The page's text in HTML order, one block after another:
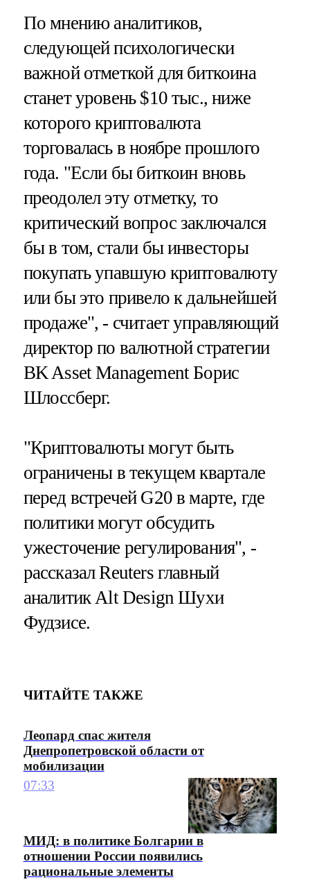
По мнению аналитиков,
следующей психологически
важной отметкой для биткоина
станет уровень $10 тыс., ниже
которого криптовалюта
торговалась в ноябре прошлого
года. "Если бы биткоин вновь
преодолел эту отметку, то
критический вопрос заключался
бы в том, стали бы инвесторы
покупать упавшую криптовалюту
или бы это привело к дальнейшей
продаже", - считает управляющий
директор по валютной стратегии
BK Asset Management Борис
Шлоссберг.
"Криптовалюты могут быть
ограничены в текущем квартале
перед встречей G20 в марте, где
политики могут обсудить
ужесточение регулирования", -
рассказал Reuters главный
аналитик Alt Design Шухи
Фудзисе.
ЧИТАЙТЕ ТАКЖЕ
Леопард спас жителя
Днепропетровской области от
мобилизации
07:33
МИД: в политике Болгарии в
отношении России появились
рациональные элементы